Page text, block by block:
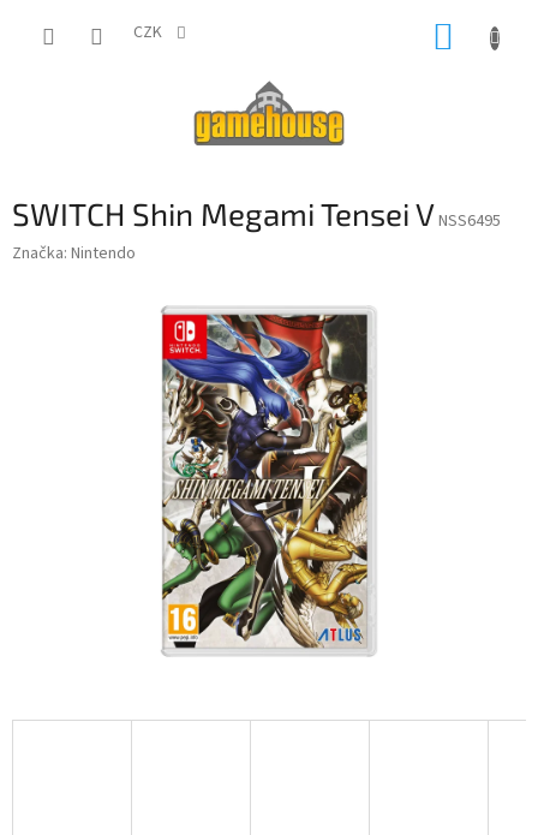
CZK
SWITCH Shin Megami Tensei VNSS6495
Značka: Nintendo